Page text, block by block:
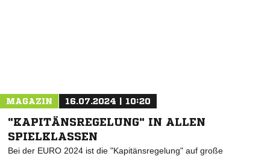
MAGAZIN 16.07.2024 | 10:20
"KAPITÄNSREGELUNG" IN ALLEN
SPIELKLASSEN
Bei der EURO 2024 ist die "Kapitänsregelung" auf große